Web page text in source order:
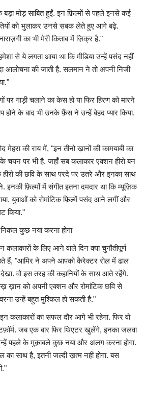
मोड़ साबित हुईं. इन फ़िल्मों से पहले इनसे कई
को भुलाकर उनसे सबक लेते हुए आगे बढ़े.
का भी मेरी किताब में ज़िक्र है."
से ये लगता आया था कि मीडिया उन्हें पसंद नहीं
आलोचना की जाती है. सलमान ने तो अपनी निजी
पर गाड़ी चलाने का केस हो या फिर हिरण को मारने
के बाद भी उनके फ़ैंस ने उन्हें बेहद प्यार किया.
की राय में, "इन तीनो ख़ानों की कामयाबी का
चयन पर भी है. जहाँ सब कलाकार एक्शन हीरो बन
हीरो की छवि के साथ परदे पर उतरे और इनका साथ
इनकी फ़िल्मों में संगीत इतना दमदार था कि म्यूज़िक
युवाओं को रोमांटिक फ़िल्में पसंद आने लगीं और
किया."
कुछ नया करना होगा
कलाकारों के लिए आने वाले दिन क्या चुनौतीपूर्ण
हैं, "आमिर ने अपने आपको कैरेक्टर रोल में ढाल
वो इस तरह की कहानियों के साथ आते रहेंगे.
ख़ान को अपनी एक्शन और रोमांटिक छवि से
उन्हें बहुत मुश्किल हो सकती है."
कलाकारों का सफल दौर आगे भी रहेगा. फिर वो
जब एक बार फिर थिएटर खुलेंगे, इनका जलवा
पहले के मुक़ाबले कुछ नया और अलग करना होगा.
का साथ है, इतनी जल्दी ख़त्म नहीं होगा. बस